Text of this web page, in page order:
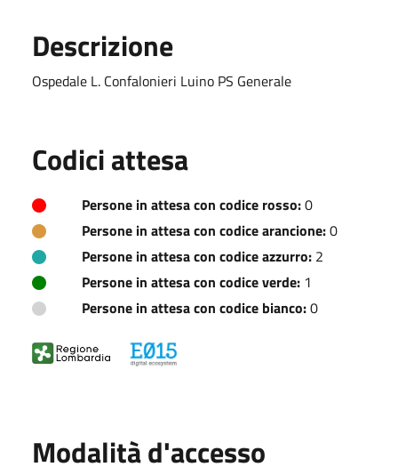
Descrizione
Ospedale L. Confalonieri Luino PS Generale
Codici attesa
Persone in attesa con codice rosso:0
Persone in attesa con codice arancione:0
Persone in attesa con codice azzurro: 2
Persone in attesa con codice verde: 1
Persone in attesa con codice bianco:0
Modalità d'accesso